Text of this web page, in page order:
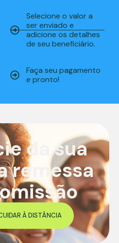
Selecione o valor a
ser enviado e
adicione os detalhes
de seu beneficiário.
Faça seu pagamento
e pronto!
da sua
remessa
À DISTÂNCIA